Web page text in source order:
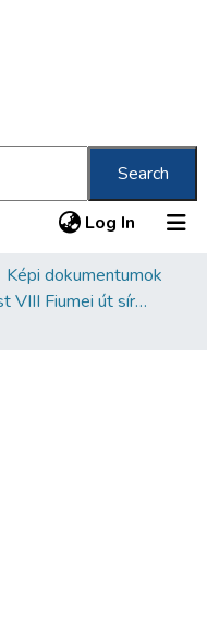
Search
Log In (current)
Képi dokumentumok
Budapest VIII Fiumei út sírkert 1. rész